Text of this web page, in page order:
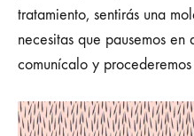
tratamiento, sentirás una
necesitas que pausemos en
comunícalo y